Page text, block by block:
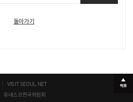
돌아가기
VISIT SEOUL.NET
유네스코한국위원회